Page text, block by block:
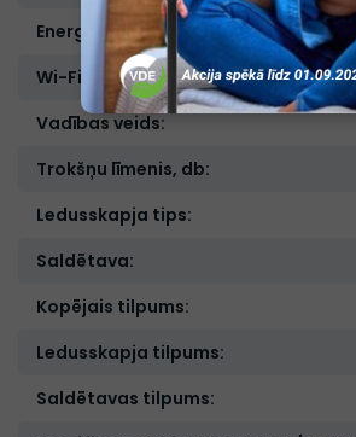
Energoefektivitātes klase :
Wi-Fi:
Vadības veids:
Trokšņu līmenis, db:
Ledusskapja tips:
Saldētava:
Kopējais tilpums:
Ledusskapja tilpums:
Saldētavas tilpums: